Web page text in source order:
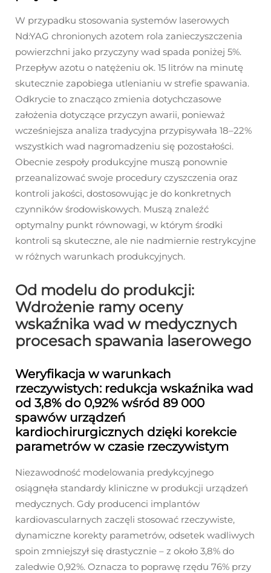
W przypadku stosowania systemów laserowych
Nd:YAG chronionych azotem rola zanieczyszczenia
powierzchni jako przyczyny wad spada poniżej 5%.
Przepływ azotu o natężeniu ok. 15 litrów na minutę
skutecznie zapobiega utlenianiu w strefie spawania.
Odkrycie to znacząco zmienia dotychczasowe
założenia dotyczące przyczyn awarii, ponieważ
wcześniejsza analiza tradycyjna przypisywała 18–22%
wszystkich wad nagromadzeniu się pozostałości.
Obecnie zespoły produkcyjne muszą ponownie
przeanalizować swoje procedury czyszczenia oraz
kontroli jakości, dostosowując je do konkretnych
czynników środowiskowych. Muszą znaleźć
optymalny punkt równowagi, w którym środki
kontroli są skuteczne, ale nie nadmiernie restrykcyjne
w różnych warunkach produkcyjnych.
Od modelu do produkcji:
Wdrożenie ramy oceny
wskaźnika wad w medycznych
procesach spawania laserowego
Weryfikacja w warunkach
rzeczywistych: redukcja wskaźnika wad
od 3,8% do 0,92% wśród 89 000
spawów urządzeń
kardiochirurgicznych dzięki korekcie
parametrów w czasie rzeczywistym
Niezawodność modelowania predykcyjnego
osiągnęła standardy kliniczne w produkcji urządzeń
medycznych. Gdy producenci implantów
kardiovascularnych zaczęli stosować rzeczywiste,
dynamiczne korekty parametrów, odsetek wadliwych
spoin zmniejszył się drastycznie – z około 3,8% do
zaledwie 0,92%. Oznacza to poprawę rzędu 76% przy